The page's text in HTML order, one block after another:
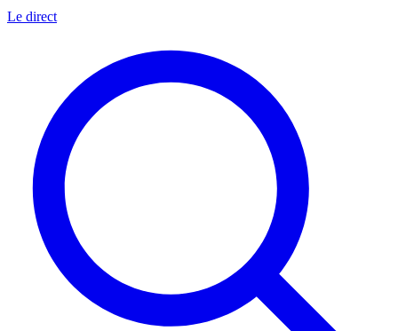
Le direct